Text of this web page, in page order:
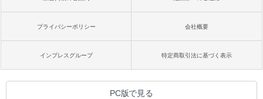
プライバシーポリシー 会社概要
インプレスグループ 特定商取引法に基づく表示
PC版で見る